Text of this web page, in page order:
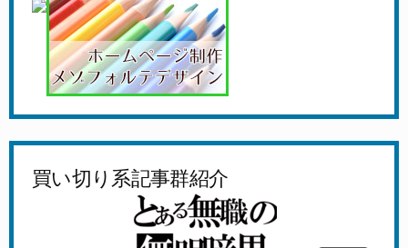
買い切り系記事群紹介